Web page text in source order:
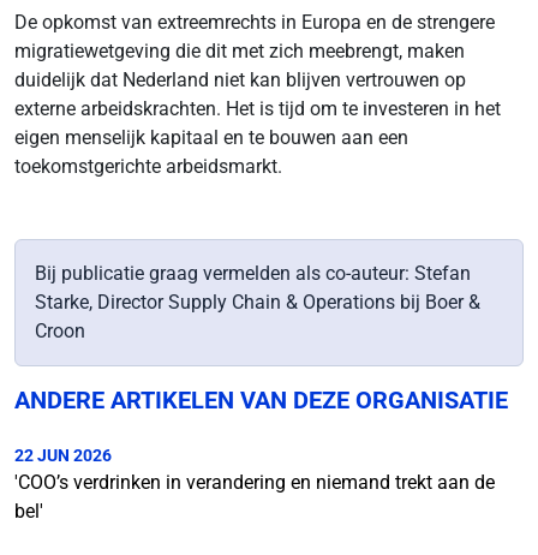
De opkomst van extreemrechts in Europa en de strengere
migratiewetgeving die dit met zich meebrengt, maken
duidelijk dat Nederland niet kan blijven vertrouwen op
externe arbeidskrachten. Het is tijd om te investeren in het
eigen menselijk kapitaal en te bouwen aan een
toekomstgerichte arbeidsmarkt.
Bij publicatie graag vermelden als co-auteur: Stefan
Starke, Director Supply Chain & Operations bij Boer &
Croon
ANDERE ARTIKELEN VAN DEZE ORGANISATIE
22 JUN 2026
'COO’s verdrinken in verandering en niemand trekt aan de
bel'